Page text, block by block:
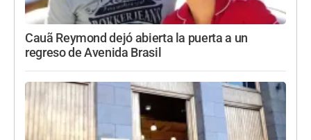
Cauã Reymond dejó abierta la puerta a un
regreso de Avenida Brasil